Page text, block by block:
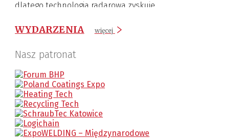
dlatego technologia radarowa zyskuje
WYDARZENIA więcej
Nasz patronat